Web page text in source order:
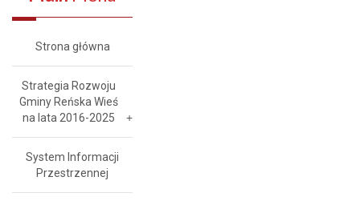
Strona główna
Strategia Rozwoju
Gminy Reńska Wieś
na lata 2016-2025
System Informacji
Przestrzennej